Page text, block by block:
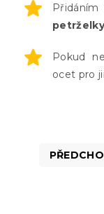
Přidáním
petrželky
Pokud
ocet pro